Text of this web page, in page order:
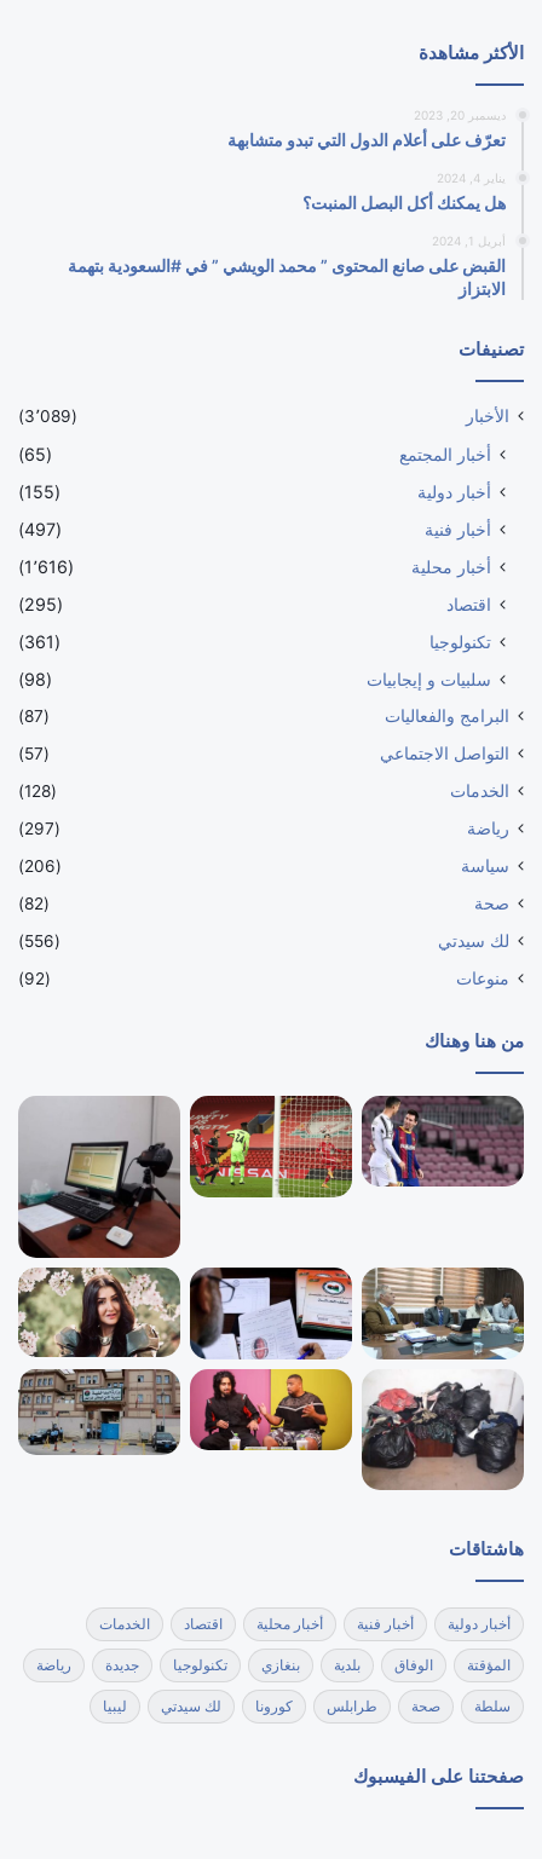
الأكثر مشاهدة
ديسمبر 20, 2023
تعرّف على أعلام الدول التي تبدو متشابهة
يناير 4, 2024
هل يمكنك أكل البصل المنبت؟
أبريل 1, 2024
القبض على صانع المحتوى ” محمد الويشي ” في #السعودية بتهمة
الابتزاز
تصنيفات
الأخبار (3٬089)
أخبار المجتمع
(65)
أخبار دولية
(155)
أخبار فنية
(497)
أخبار محلية
(1٬616)
اقتصاد
(295)
تكنولوجيا
(361)
سلبيات و إيجابيات
(98)
البرامج والفعاليات
(87)
التواصل الاجتماعي
(57)
الخدمات
(128)
رياضة
(297)
سياسة
(206)
صحة
(82)
لك سيدتي
(556)
منوعات
(92)
من هنا وهناك
هاشتاقات
أخبار دولية أخبار فنية أخبار محلية اقتصاد الخدمات
المؤقتة الوفاق بلدية بنغازي تكنولوجيا جديدة رياضة
سلطة صحة طرابلس كورونا لك سيدتي ليبيا
صفحتنا على الفيسبوك